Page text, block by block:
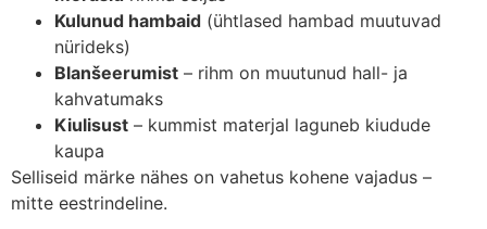
Kulunud hambaid (ühtlased hambad muutuvad
nürideks)
Blanšeerumist – rihm on muutunud hall- ja
kahvatumaks
Kiulisust – kummist materjal laguneb kiudude
kaupa
Selliseid märke nähes on vahetus kohene vajadus –
mitte eestrindeline.